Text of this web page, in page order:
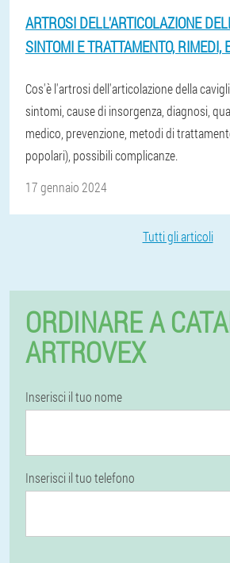
ARTROSI DELL'ARTICOLAZIONE
SINTOMI E TRATTAMENTO, RIMEDI,
Cos'è l'artrosi dell'articolazione della
sintomi, cause di insorgenza, diagnosi,
medico, prevenzione, metodi di
popolari), possibili complicanze.
17 gennaio 2024
Tutti gli articoli
ORDINARE A
ARTROVEX
Inserisci il tuo nome
Inserisci il tuo telefono